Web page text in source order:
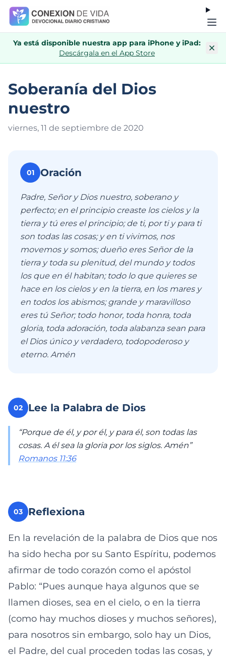
Ya está disponible nuestra app para iPhone y iPad:
Descárgala en el App Store
Soberanía del Dios
nuestro
viernes, 11 de septiembre de 2020
01 Oración
Padre, Señor y Dios nuestro, soberano y
perfecto; en el principio creaste los cielos y la
tierra y tú eres el principio; de ti, por ti y para ti
son todas las cosas; y en ti vivimos, nos
movemos y somos; dueño eres Señor de la
tierra y toda su plenitud, del mundo y todos
los que en él habitan; todo lo que quieres se
hace en los cielos y en la tierra, en los mares y
en todos los abismos; grande y maravilloso
eres tú Señor; todo honor, toda honra, toda
gloria, toda adoración, toda alabanza sean para
el Dios único y verdadero, todopoderoso y
eterno. Amén
02 Lee la Palabra de Dios
“Porque de él, y por él, y para él, son todas las
cosas. A él sea la gloria por los siglos. Amén”
Romanos 11:36
03 Reflexiona
En la revelación de la palabra de Dios que nos
ha sido hecha por su Santo Espíritu, podemos
afirmar de todo corazón como el apóstol
Pablo: “Pues aunque haya algunos que se
llamen dioses, sea en el cielo, o en la tierra
(como hay muchos dioses y muchos señores),
para nosotros sin embargo, solo hay un Dios,
el Padre, del cual proceden todas las cosas, y